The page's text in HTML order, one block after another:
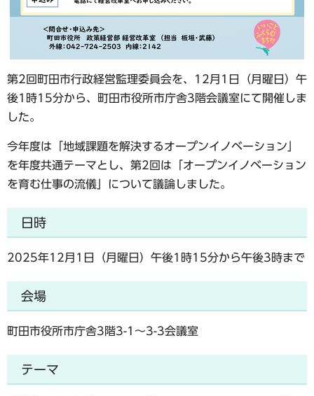
第2回町田市行政経営監理委員会を、12月1日（月曜日）午
後1時15分から、町田市役所市庁舎3階会議室にて開催しま
した。
今年度は「地域課題を解決するオープンイノベーション」
を年度共通テーマとし、第2回は「オープンイノベーション
を育む仕事の流儀」について議論しました。
日時
2025年12月1日（月曜日）午後1時15分から午後3時まで
会場
町田市役所市庁舎3階3-1～3-3会議室
テーマ